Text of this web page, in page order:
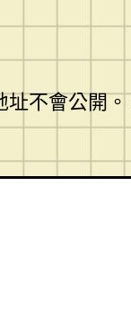
址不會公開。